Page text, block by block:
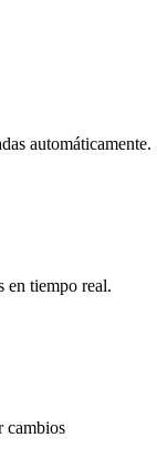
automáticamente.
en tiempo real.
cambios